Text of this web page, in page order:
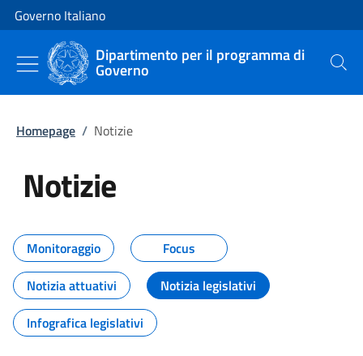
Vai al contenuto
Vai alla navigazione del sito
Governo Italiano
Dipartimento per il programma di
Governo Cerca
Homepage / Notizie
Notizie
Tutti i contenuti della pagina
Monitoraggio
Focus
Notizia attuativi
Notizia legislativi
Infografica legislativi